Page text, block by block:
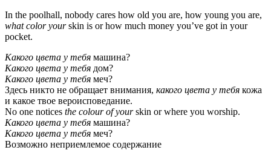
In the poolhall, nobody cares how old you are, how young you are,
what color yourskin is or how much money you’ve got in your
pocket.
Какого цвета у тебя машина?
Какого цвета у тебя дом?
Какого цвета у тебя меч?
Здесь никто не обращает внимания, какого цвета у тебя кожа
и какое твое вероисповедание.
No one notices the colour of yourskin or where you worship.
Какого цвета у тебя машина?
Какого цвета у тебя меч?
Возможно неприемлемое содержание